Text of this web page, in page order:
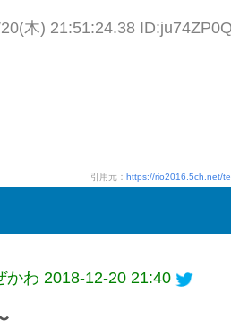
木) 21:51:24.38
引用元： https://rio2016.5ch.net/
かわ 2018-12-20 21:40